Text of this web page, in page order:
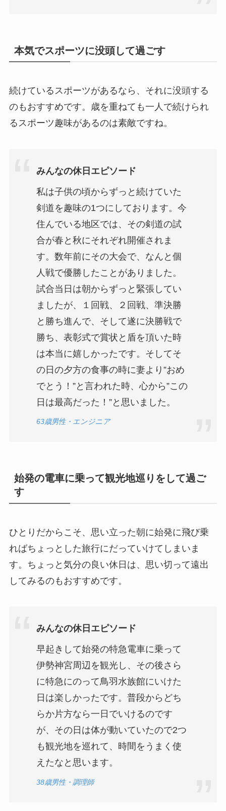
本気でスポーツに没頭して過ごす
続けているスポーツがあるなら、それに没頭する
のもおすすめです。歳を重ねても一人で続けられ
るスポーツ趣味があるのは素敵ですね。
みんなの休日エピソード
私は子供の頃からずっと続けていた
剣道を趣味の1つにしております。今
住んでいる地区では、その剣道の試
合が春と秋にそれぞれ開催されま
す。数年前にその大会で、なんと個
人戦で優勝したことがありました。
試合当日は朝からずっと緊張してい
ましたが、１回戦、２回戦、準決勝
と勝ち進んで、そして遂に決勝戦で
勝ち、表彰式で賞状と盾を頂いた時
は本当に嬉しかったです。そしてそ
の日の夕方の食事の時に妻より”おめ
でとう！”と言われた時、心から”この
日は最高だった！”と思いました。
63歳男性・エンジニア
始発の電車に乗って観光地巡りをして過ご
す
ひとりだからこそ、思い立った朝に始発に飛び乗
ればちょっとした旅行にだっていけてしまいま
す。ちょっと気分の良い休日は、思い切って遠出
してみるのもおすすめです。
みんなの休日エピソード
早起きして始発の特急電車に乗って
伊勢神宮周辺を観光し、その後さら
に特急にのって鳥羽水族館にいけた
日は楽しかったです。普段からどち
らか片方なら一日でいけるのです
が、その日は体が動いていたので2つ
も観光地を巡れて、時間をうまく使
えたなと思います。
38歳男性・調理師